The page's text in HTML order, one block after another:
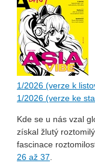
1/2026 (verze k
1/2026 (verze ke
Kde se u nás vzal
získal žlutý
fascinace
26 až 37.